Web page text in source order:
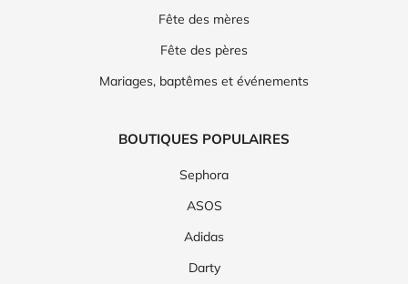
Fête des mères
Fête des pères
Mariages, baptêmes et événements
BOUTIQUES POPULAIRES
Sephora
ASOS
Adidas
Darty